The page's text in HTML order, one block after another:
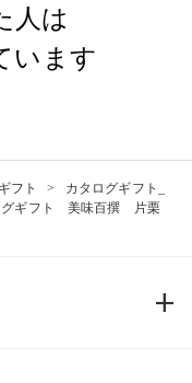
人は
います
フト
カタログギフト_
グギフト 美味百撰 片栗